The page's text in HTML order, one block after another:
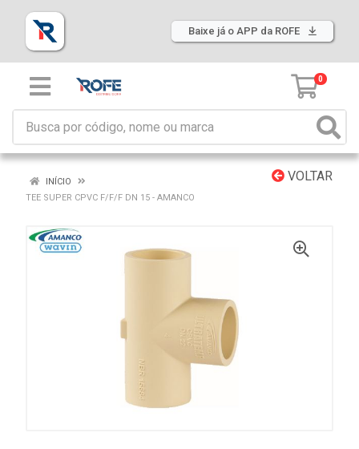
Baixe já o APP da ROFE
0
VOLTAR
INÍCIO
TEE SUPER CPVC F/F/F DN 15 - AMANCO